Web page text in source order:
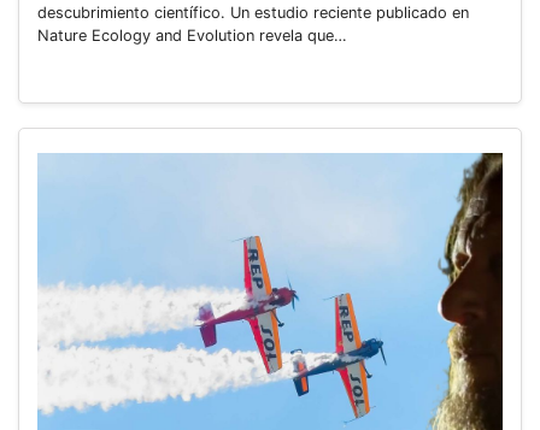
descubrimiento científico. Un estudio reciente publicado en
Nature Ecology and Evolution revela que…